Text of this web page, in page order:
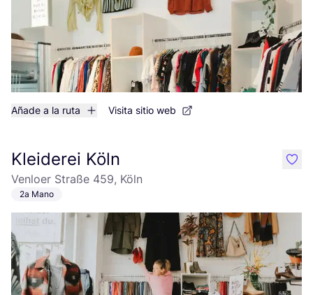
Añade a la ruta Visita sitio web
Kleiderei Köln
Venloer Straße 459, Köln
2a Mano
like